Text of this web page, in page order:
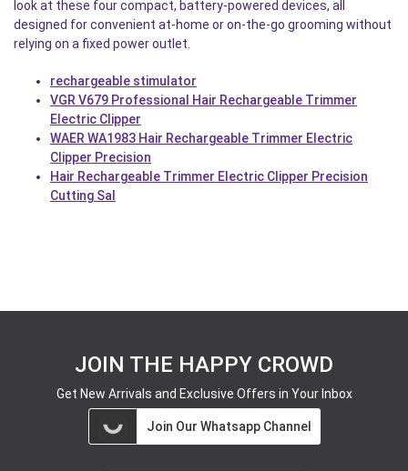
look at these four compact, battery-powered devices, all
designed for convenient at-home or on-the-go grooming without
relying on a fixed power outlet.
rechargeable stimulator
VGR V679 Professional Hair Rechargeable Trimmer
Electric Clipper
WAER WA1983 Hair Rechargeable Trimmer Electric
Clipper Precision
Hair Rechargeable Trimmer Electric Clipper Precision
Cutting Sal
JOIN THE HAPPY CROWD
Get New Arrivals and Exclusive Offers in Your Inbox
Join Our Whatsapp Channel